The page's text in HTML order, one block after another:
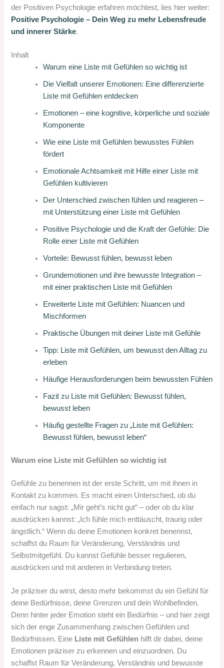
der Positiven Psychologie erfahren möchtest, lies hier weiter:
Positive Psychologie – Dein Weg zu mehr Lebensfreude
und innerer Stärke.
Inhalt
Warum eine Liste mit Gefühlen so wichtig ist
Die Vielfalt unserer Emotionen: Eine differenzierte
Liste mit Gefühlen entdecken
Emotionen – eine kognitive, körperliche und soziale
Komponente
Wie eine Liste mit Gefühlen bewusstes Fühlen
fördert
Emotionale Achtsamkeit mit Hilfe einer Liste mit
Gefühlen kultivieren
Der Unterschied zwischen fühlen und reagieren –
mit Unterstützung einer Liste mit Gefühlen
Positive Psychologie und die Kraft der Gefühle: Die
Rolle einer Liste mit Gefühlen
Vorteile: Bewusst fühlen, bewusst leben
Grundemotionen und ihre bewusste Integration –
mit einer praktischen Liste mit Gefühlen
Erweiterte Liste mit Gefühlen: Nuancen und
Mischformen
Praktische Übungen mit deiner Liste mit Gefühle
Tipp: Liste mit Gefühlen, um bewusst den Alltag zu
erleben
Häufige Herausforderungen beim bewussten Fühlen
Fazit zu Liste mit Gefühlen: Bewusst fühlen,
bewusst leben
Häufig gestellte Fragen zu „Liste mit Gefühlen:
Bewusst fühlen, bewusst leben“
Warum eine Liste mit Gefühlen so wichtig ist
Gefühle zu benennen ist der erste Schritt, um mit ihnen in
Kontakt zu kommen. Es macht einen Unterschied, ob du
einfach nur sagst: „Mir geht’s nicht gut“ – oder ob du klar
ausdrücken kannst: „Ich fühle mich enttäuscht, traurig oder
ängstlich.“ Wenn du deine Emotionen konkret benennst,
schaffst du Raum für Veränderung, Verständnis und
Selbstmitgefühl. Du kannst Gefühle besser regulieren,
ausdrücken und mit anderen in Verbindung treten.
Je präziser du wirst, desto mehr bekommst du ein Gefühl für
deine Bedürfnisse, deine Grenzen und dein Wohlbefinden.
Denn hinter jeder Emotion steht ein Bedürfnis – und hier zeigt
sich der enge Zusammenhang zwischen Gefühlen und
Bedürfnissen. Eine Liste mit Gefühlen hilft dir dabei, deine
Emotionen präziser zu erkennen und einzuordnen. Du
schaffst Raum für Veränderung, Verständnis und bewusste